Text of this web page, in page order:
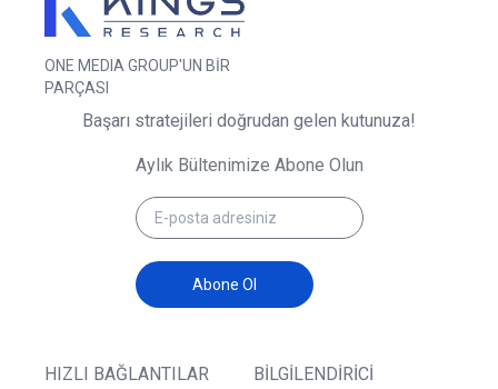
ONE MEDIA GROUP'UN BİR
PARÇASI
HIZLI BAĞLANTILAR
BILGILENDIRICI
Başarı stratejileri doğrudan gelen kutunuza!
Aylık Bültenimize Abone Olun
Abone Ol